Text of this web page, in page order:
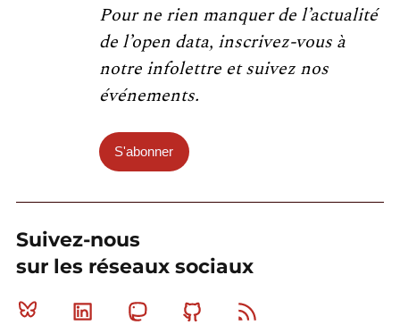
Pour ne rien manquer de l’actualité
de l’open data, inscrivez-vous à
notre infolettre et suivez nos
événements.
S'abonner
Suivez-nous
sur les réseaux sociaux
Bluesky Linkedin MastodonGithub